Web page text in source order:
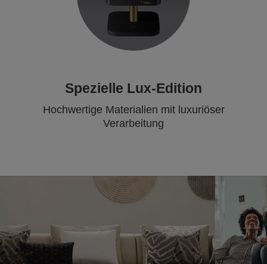
Spezielle Lux-Edition
Hochwertige Materialien mit luxuriöser
Verarbeitung